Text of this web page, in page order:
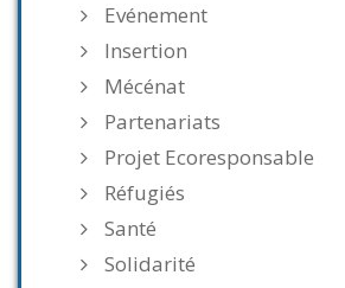
Evénement
Insertion
Mécénat
Partenariats
Projet Ecoresponsable
Réfugiés
Santé
Solidarité